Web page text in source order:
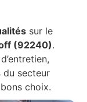
sur le
(92240).
du secteur
choix.